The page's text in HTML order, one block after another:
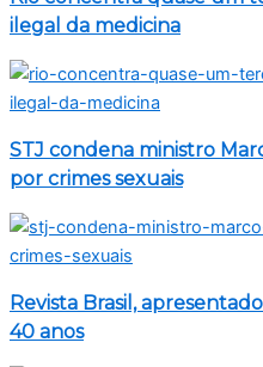
ilegal da medicina
STJ condena ministro
por crimes sexuais
Revista Brasil,
40 anos